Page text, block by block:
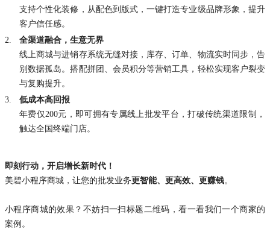
支持个性化装修，从配色到版式，一键打造专业级品牌形象，提升
客户信任感。
2.
全渠道融合，生意无界
线上商城与进销存系统无缝对接，库存、订单、物流实时同步，告
别数据孤岛。搭配拼团、会员积分等营销工具，轻松实现客户裂变
与复购提升。
3.
低成本高回报
年费仅200元，即可拥有专属线上批发平台，打破传统渠道限制，
触达全国终端门店。
即刻行动，开启增长新时代！
美碧小程序商城，让您的批发业务更智能、更高效、更赚钱。
小程序商城的效果？不妨扫一扫标题二维码，看一看我们一个商家的
案例。